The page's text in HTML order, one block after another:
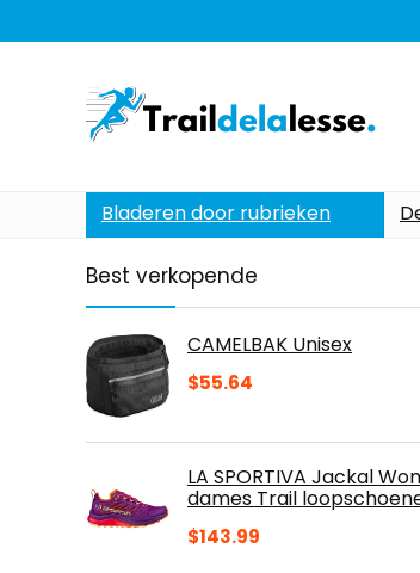
Bladeren door rubrieken
Best verkopende
CAMELBAK Unisex
$55.64
LA SPORTIVA Jackal
dames Trail
$143.99